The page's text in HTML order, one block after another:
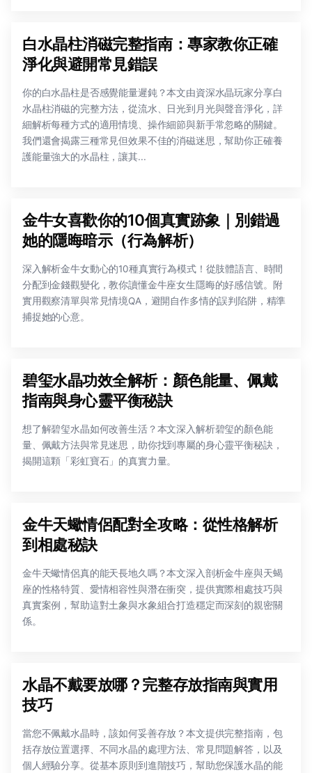
白水晶柱消磁完整指南：專家教你正確
淨化與避開常見錯誤
你的白水晶柱是否感覺能量遲鈍？本文由資深水晶玩家分享白
水晶柱消磁的完整方法，從流水、日光到月光與聲音淨化，詳
細解析每種方式的適用情境、操作細節與新手常忽略的關鍵。
我們還會揭露三種常見但效果不佳的消磁迷思，幫助你正確養
護能量強大的水晶柱，讓其...
金牛女喜歡你的10個真實跡象｜別錯過
她的隱晦暗示（行為解析）
深入解析金牛女動心的10種真實行為模式！從肢體語言、時間
分配到金錢觀變化，教你讀懂金牛座女生隱晦的好感信號。附
實用觀察清單與常見情境QA，避開自作多情的誤判陷阱，精準
捕捉她的心意。
碧玺水晶功效全解析：顏色能量、佩戴
指南與身心靈平衡秘訣
想了解碧玺水晶如何改善生活？本文深入解析碧玺的顏色能
量、佩戴方法與常見迷思，助你找到專屬的身心靈平衡秘訣，
揭開這顆「彩虹寶石」的真實力量。
金牛天蠍情侶配對全攻略：從性格解析
到相處秘訣
金牛天蠍情侶真的能天長地久嗎？本文深入剖析金牛座與天蝎
座的性格特質、愛情相容性與潛在衝突，提供實際相處技巧與
真實案例，幫助這對土象與水象組合打造穩定而深刻的親密關
係。
水晶不戴要放哪？完整存放指南與實用
技巧
當您不佩戴水晶時，該如何妥善存放？本文提供完整指南，包
括存放位置選擇、不同水晶的處理方法、常見問題解答，以及
個人經驗分享。從基本原則到進階技巧，幫助您保護水晶的能